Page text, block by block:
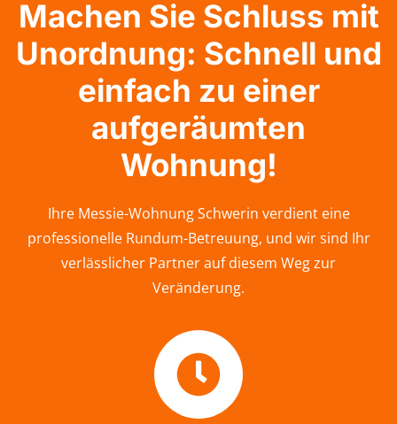
Machen Sie Schluss mit
Unordnung: Schnell und
einfach zu einer
aufgeräumten
Wohnung!
Ihre Messie-Wohnung Schwerin verdient eine
professionelle Rundum-Betreuung, und wir sind Ihr
verlässlicher Partner auf diesem Weg zur
Veränderung.